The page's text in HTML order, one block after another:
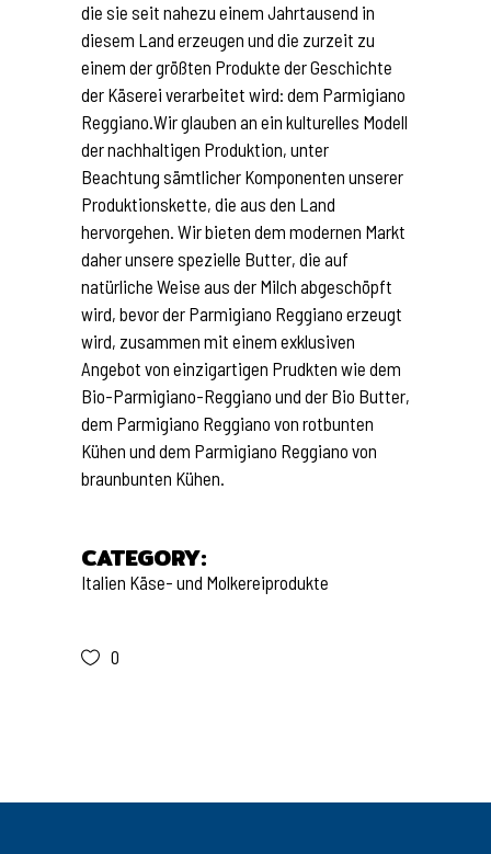
die sie seit nahezu einem Jahrtausend in
diesem Land erzeugen und die zurzeit zu
einem der größten Produkte der Geschichte
der Käserei verarbeitet wird: dem Parmigiano
Reggiano.Wir glauben an ein kulturelles Modell
der nachhaltigen Produktion, unter
Beachtung sämtlicher Komponenten unserer
Produktionskette, die aus den Land
hervorgehen. Wir bieten dem modernen Markt
daher unsere spezielle Butter, die auf
natürliche Weise aus der Milch abgeschöpft
wird, bevor der Parmigiano Reggiano erzeugt
wird, zusammen mit einem exklusiven
Angebot von einzigartigen Prudkten wie dem
Bio-Parmigiano-Reggiano und der Bio Butter,
dem Parmigiano Reggiano von rotbunten
Kühen und dem Parmigiano Reggiano von
braunbunten Kühen.
CATEGORY:
Italien Käse- und Molkereiprodukte
0